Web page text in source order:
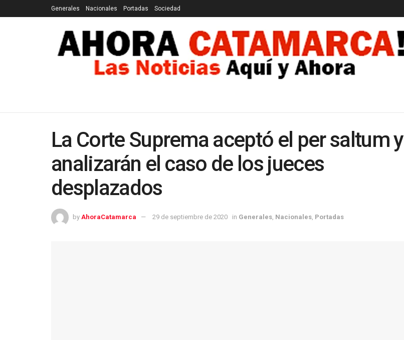
Generales Nacionales Portadas Sociedad
La Corte Suprema aceptó el per saltum y
analizarán el caso de los jueces
desplazados
by AhoraCatamarca 29 de septiembre de 2020 in Generales Nacionales Portadas